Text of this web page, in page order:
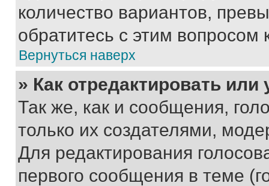
количество вариантов,
обратитесь с этим вопросом
Вернуться наверх
» Как отредактировать
Так же, как и сообщения,
только их создателями,
Для редактирования
первого сообщения в теме